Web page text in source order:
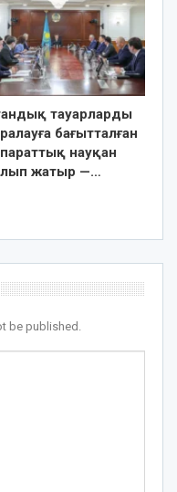
тауарларды
бағытталған
науқан
жатыр —…
be published.